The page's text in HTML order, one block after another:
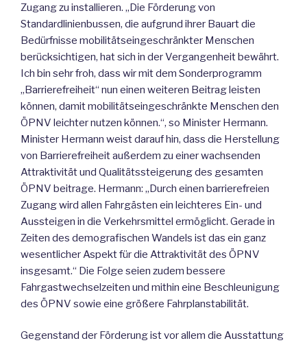
Zugang zu installieren. „Die Förderung von
Standardlinienbussen, die aufgrund ihrer Bauart die
Bedürfnisse mobilitätseingeschränkter Menschen
berücksichtigen, hat sich in der Vergangenheit bewährt.
Ich bin sehr froh, dass wir mit dem Sonderprogramm
„Barrierefreiheit“ nun einen weiteren Beitrag leisten
können, damit mobilitätseingeschränkte Menschen den
ÖPNV leichter nutzen können.“, so Minister Hermann.
Minister Hermann weist darauf hin, dass die Herstellung
von Barrierefreiheit außerdem zu einer wachsenden
Attraktivität und Qualitätssteigerung des gesamten
ÖPNV beitrage. Hermann: „Durch einen barrierefreien
Zugang wird allen Fahrgästen ein leichteres Ein- und
Aussteigen in die Verkehrsmittel ermöglicht. Gerade in
Zeiten des demografischen Wandels ist das ein ganz
wesentlicher Aspekt für die Attraktivität des ÖPNV
insgesamt.“ Die Folge seien zudem bessere
Fahrgastwechselzeiten und mithin eine Beschleunigung
des ÖPNV sowie eine größere Fahrplanstabilität.
Gegenstand der Förderung ist vor allem die Ausstattung